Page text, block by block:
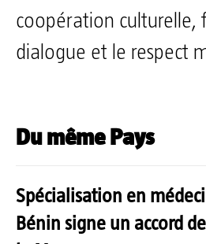
coopération culturelle,
dialogue et le respect
Du même Pays
Spécialisation en
Bénin signe un accord